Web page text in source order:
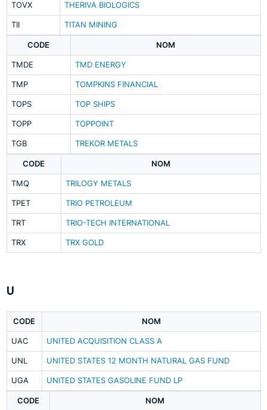
TOVX THERIVA BIOLOGICS
TII TITAN MINING
CODE NOM
TMDE TMD ENERGY
TMP TOMPKINS FINANCIAL
TOPS TOP SHIPS
TOPP TOPPOINT
TGB TREKOR METALS
CODE NOM
TMQ TRILOGY METALS
TPET TRIO PETROLEUM
TRT TRIO-TECH INTERNATIONAL
TRX TRX GOLD
U
CODE NOM
UAC UNITED ACQUISITION CLASS A
UNL UNITED STATES 12 MONTH NATURAL GAS FUND
UGA UNITED STATES GASOLINE FUND LP
CODE NOM